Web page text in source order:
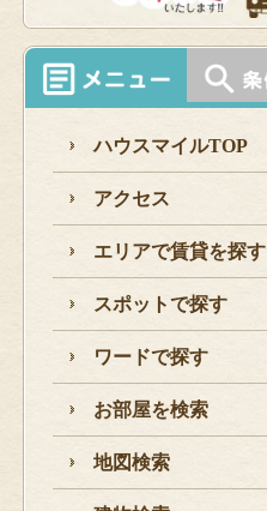
ハウスマイルTOP
アクセス
エリアで賃貸を探す
スポットで探す
ワードで探す
お部屋を検索
地図検索